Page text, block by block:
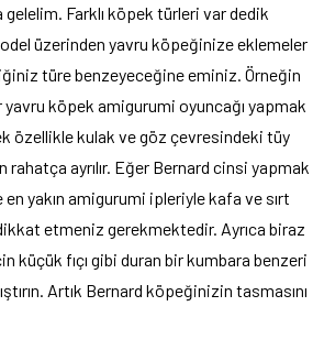
gelelim. Farklı köpek türleri var dedik
üzerinden yavru köpeğinize eklemeler
türe benzeyeceğine eminiz. Örneğin
köpek amigurumi oyuncağı yapmak
özellikle kulak ve göz çevresindeki tüy
rahatça ayrılır. Eğer Bernard cinsi yapmak
yakın amigurumi ipleriyle kafa ve sırt
etmeniz gerekmektedir. Ayrıca biraz
küçük fıçı gibi duran bir kumbara benzeri
Artık Bernard köpeğinizin tasmasını